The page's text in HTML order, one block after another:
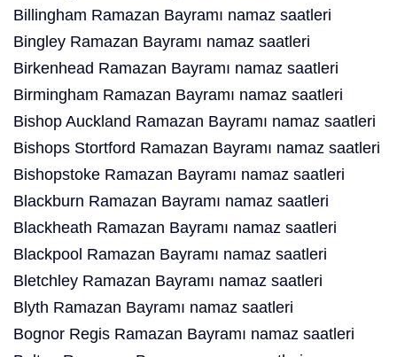
Billingham Ramazan Bayramı namaz saatleri
Bingley Ramazan Bayramı namaz saatleri
Birkenhead Ramazan Bayramı namaz saatleri
Birmingham Ramazan Bayramı namaz saatleri
Bishop Auckland Ramazan Bayramı namaz saatleri
Bishops Stortford Ramazan Bayramı namaz saatleri
Bishopstoke Ramazan Bayramı namaz saatleri
Blackburn Ramazan Bayramı namaz saatleri
Blackheath Ramazan Bayramı namaz saatleri
Blackpool Ramazan Bayramı namaz saatleri
Bletchley Ramazan Bayramı namaz saatleri
Blyth Ramazan Bayramı namaz saatleri
Bognor Regis Ramazan Bayramı namaz saatleri